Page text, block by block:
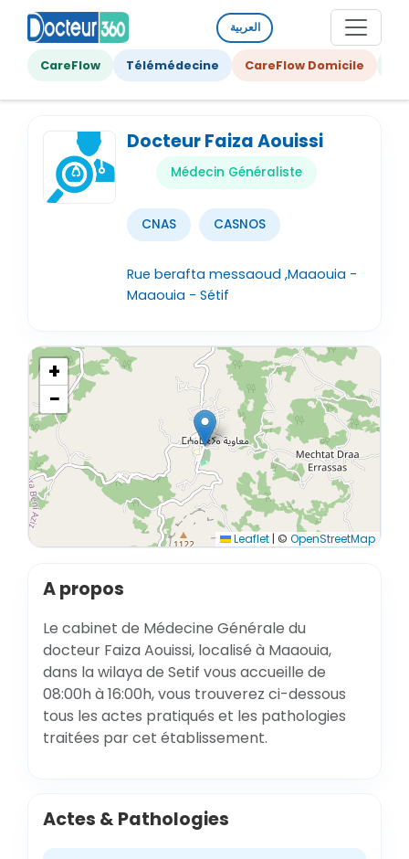
العربية
CareFlow Télémédecine CareFlow Domicile
Docteur Faiza Aouissi
Médecin Généraliste
CNAS CASNOS
Rue berafta messaoud ,Maaouia -
Maaouia - Sétif
+
−
Leaflet | © OpenStreetMap
A propos
Le cabinet de Médecine Générale du
docteur Faiza Aouissi, localisé à Maaouia,
dans la wilaya de Setif vous accueille de
08:00h à 16:00h, vous trouverez ci-dessous
tous les actes pratiqués et les pathologies
traitées par cet établissement.
Actes & Pathologies